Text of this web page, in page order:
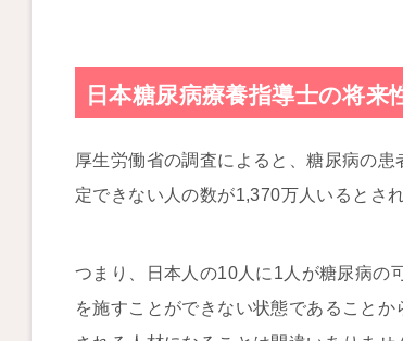
日本糖尿病療養指導士の将来
厚生労働省の調査によると、糖尿病の
定できない人の数が1,370万人いるとさ
つまり、日本人の10人に1人が糖尿病の
を施すことができない状態であること